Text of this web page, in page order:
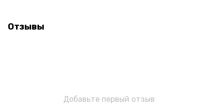
Отзывы
Добавьте первый отзыв